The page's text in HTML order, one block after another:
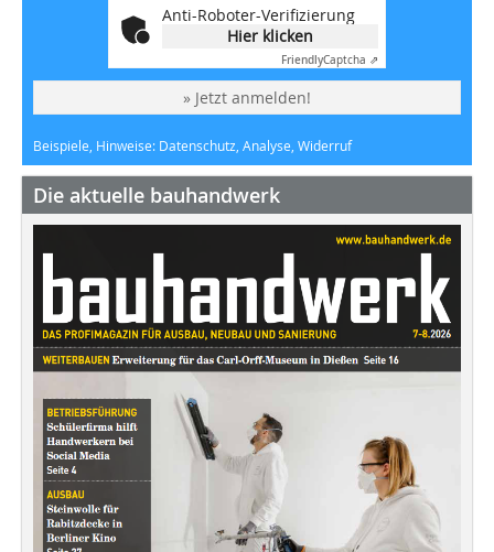
Anti-Roboter-Verifizierung
Hier klicken
FriendlyCaptcha ⇗
» Jetzt anmelden!
Beispiele, Hinweise: Datenschutz, Analyse, Widerruf
Die aktuelle bauhandwerk